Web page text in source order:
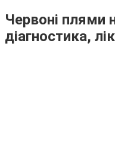
Червоні плями
діагностика,